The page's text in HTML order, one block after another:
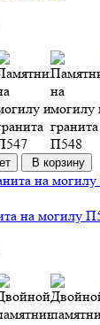
В корзину
на могилу